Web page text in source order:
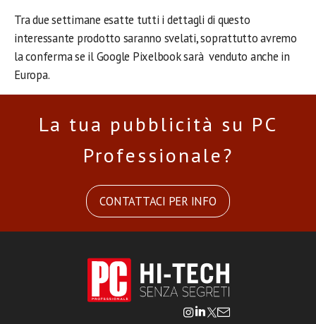
Tra due settimane esatte tutti i dettagli di questo
interessante prodotto saranno svelati, soprattutto avremo
la conferma se il Google Pixelbook sarà venduto anche in
Europa.
La tua pubblicità su PC
Professionale?
CONTATTACI PER INFO